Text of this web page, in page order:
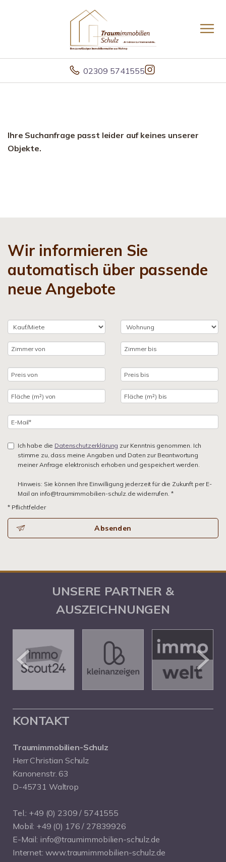
02309 5741555
Ihre Suchanfrage passt leider auf keines unserer
Objekte.
Wir informieren Sie
automatisch über passende
neue Angebote
Ich habe die Datenschutzerklärung zur Kenntnis genommen. Ich
stimme zu, dass meine Angaben und Daten zur Beantwortung
meiner Anfrage elektronisch erhoben und gespeichert werden.
Hinweis: Sie können Ihre Einwilligung jederzeit für die Zukunft per E-
Mail an info@traumimmobilien-schulz.de widerrufen. *
* Pflichtfelder
Absenden
UNSERE PARTNER &
AUSZEICHNUNGEN
KONTAKT
Traumimmobilien-Schulz
Herr Christian Schulz
Kanonenstr. 63
D-45731 Waltrop
Tel.: +49 (0) 2309 / 5741555
Mobil: +49 (0) 176 / 27839926
E-Mail: info@traumimmobilien-schulz.de
Internet: www.traumimmobilien-schulz.de